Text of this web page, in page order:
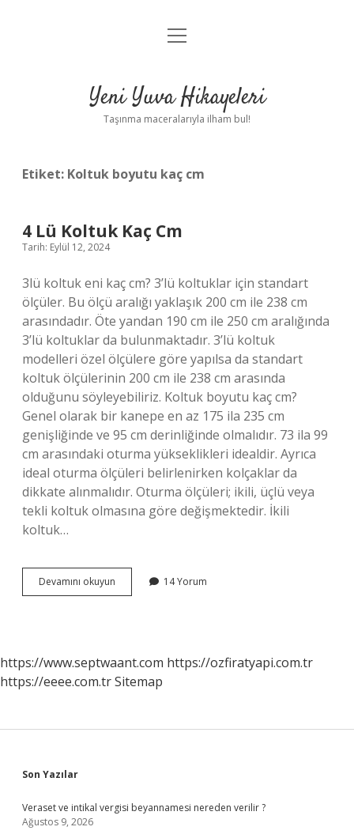
Anasayfa
Yasal Uyarı
menüyü
Yeni Yuva Hikayeleri
Taşınma maceralarıyla ilham bul!
Etiket: Koltuk boyutu kaç cm
4 Lü Koltuk Kaç Cm
Tarih: Eylül 12, 2024
3lü koltuk eni kaç cm? 3’lü koltuklar için standart
ölçüler. Bu ölçü aralığı yaklaşık 200 cm ile 238 cm
arasındadır. Öte yandan 190 cm ile 250 cm aralığında
3’lü koltuklar da bulunmaktadır. 3’lü koltuk
modelleri özel ölçülere göre yapılsa da standart
koltuk ölçülerinin 200 cm ile 238 cm arasında
olduğunu söyleyebiliriz. Koltuk boyutu kaç cm?
Genel olarak bir kanepe en az 175 ila 235 cm
genişliğinde ve 95 cm derinliğinde olmalıdır. 73 ila 99
cm arasındaki oturma yükseklikleri idealdir. Ayrıca
ideal oturma ölçüleri belirlenirken kolçaklar da
dikkate alınmalıdır. Oturma ölçüleri; ikili, üçlü veya
tekli koltuk olmasına göre değişmektedir. İkili
koltuk…
Devamını okuyun
Lü
14 Yorum
https://www.septwaant.com https://ozfiratyapi.com.tr
https://eeee.com.trSitemap
Sidebar
Son Yazılar
Veraset ve intikal vergisi beyannamesi nereden verilir ?
Ağustos 9, 2026